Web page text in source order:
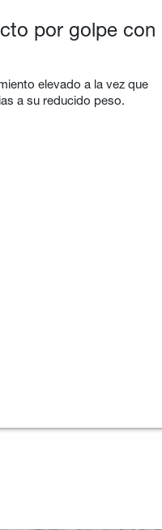
por golpe con
elevado a la vez que
a su reducido peso.